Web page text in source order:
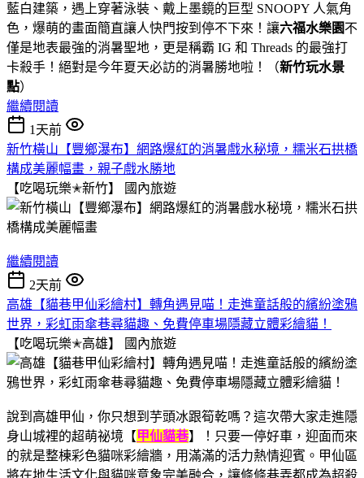
藍白建築，遇上穿著泳裝、戴上墨鏡的巨型 SNOOPY 人氣角
色，爆萌的畫面簡直讓人快門按到停不下來！讓六福水樂園不
僅是地表最強的消暑聖地，更是稱霸 IG 和 Threads 的最強打
卡殺手！絕對是今年夏天必訪的消暑勝地啦！（新竹玩水景
點）
繼續閱讀
1天前
新竹橫山【豐鄉瀑布】網路爆紅的消暑戲水秘境，糯米石拱橋
構成美麗幅畫，親子戲水勝地
【吃喝玩樂✭新竹】
國內旅遊
繼續閱讀
2天前
高雄【貓巷甲仙彩繪村】轉角遇見喵！走進童話般的繽紛塗鴉
世界，彩虹雨傘巷尋貓趣、免費停車場隱藏立體彩繪貓！
【吃喝玩樂✭高雄】
國內旅遊
說到高雄甲仙，你只想到芋頭冰跟筍乾嗎？這次帶大家走進隱
身山城裡的超萌祕境【甲仙貓巷】！只要一停好車，迎面而來
的就是整棟彩色貓咪彩繪牆，用滿滿的活力熱情迎賓。甲仙區
將在地生活文化與貓咪意象完美融合，讓條條巷弄都成為超殺